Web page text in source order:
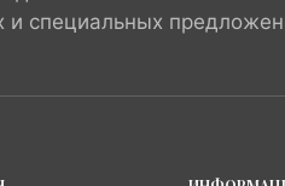
и специальных